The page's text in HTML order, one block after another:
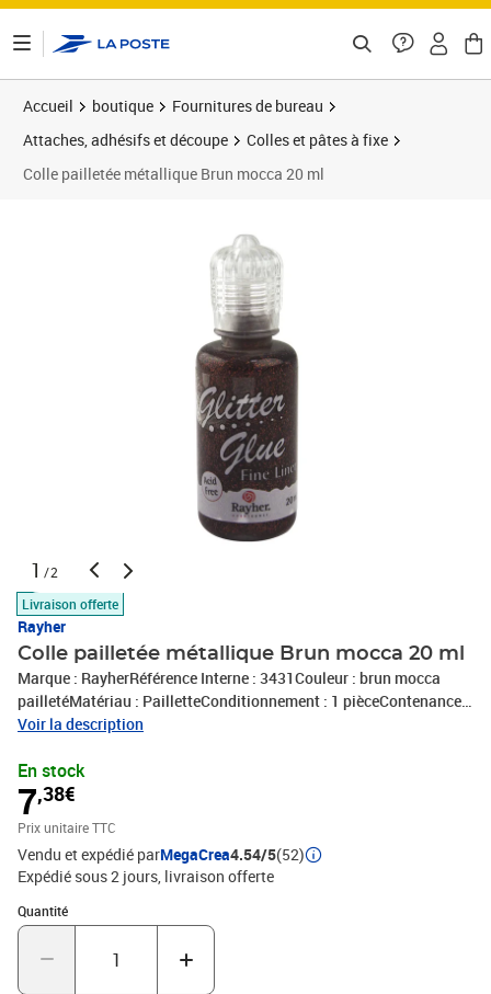
Accueil boutique
Fournitures de bureau
Attaches, adhésifs et découpe
Colles et pâtes à fixe
Colle pailletée métallique Brun mocca 20 ml
1 /2
Livraison offerte
Rayher
Colle pailletée métallique Brun mocca 20 ml
Marque : RayherRéférence Interne : 3431Couleur : brun mocca
pailletéMatériau : PailletteConditionnement : 1 pièceContenance :
20 mlExpédié de France par notre entrepot Lyonnais
Voir la description
En stock
7,38€
Prix unitaire TTC
Vendu et expédié parMegaCrea4.54/5(52)
Expédié sous 2 jours livraison offerte
Quantité
Quantité : 1